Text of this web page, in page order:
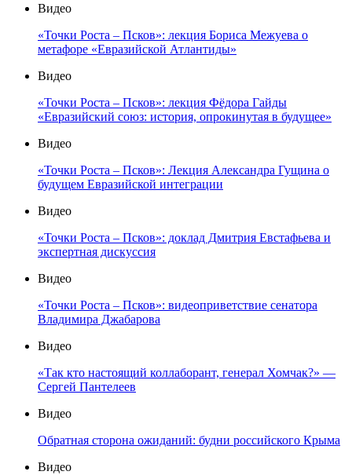
Видео
«Точки Роста – Псков»: лекция Бориса Межуева о
метафоре «Евразийской Атлантиды»
Видео
«Точки Роста – Псков»: лекция Фёдора Гайды
«Евразийский союз: история, опрокинутая в будущее»
Видео
«Точки Роста – Псков»: Лекция Александра Гущина о
будущем Евразийской интеграции
Видео
«Точки Роста – Псков»: доклад Дмитрия Евстафьева и
экспертная дискуссия
Видео
«Точки Роста – Псков»: видеоприветствие сенатора
Владимира Джабарова
Видео
«Так кто настоящий коллаборант, генерал Хомчак?» —
Сергей Пантелеев
Видео
Обратная сторона ожиданий: будни российского Крыма
Видео